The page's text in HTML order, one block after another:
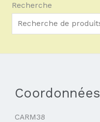
Recherche
Coordonnées
CARM38